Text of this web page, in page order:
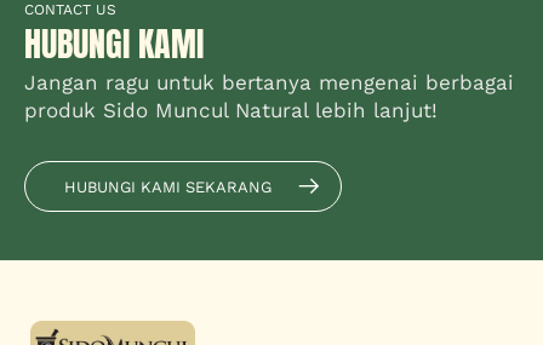
CONTACT US
HUBUNGI KAMI
Jangan ragu untuk bertanya mengenai berbagai
produk Sido Muncul Natural lebih lanjut!
HUBUNGI KAMI SEKARANG